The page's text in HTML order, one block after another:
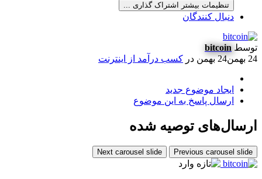
تنظیمات بیشتر اشتراک گذاری ...
دنبال کنندگان
bitcoin
24 بهمن
درکسب درآمد از اینترنت
ایجاد موضوع جدید
ارسال پاسخ به این موضوع
توصیه شده
Previous carousel
Next carousel slide